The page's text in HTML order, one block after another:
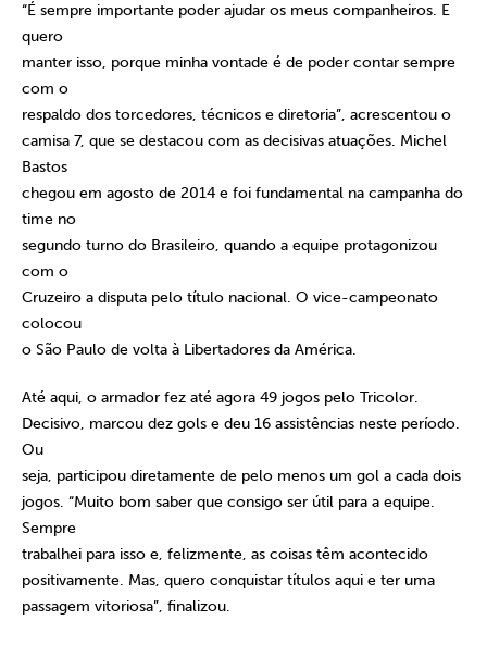
“É sempre importante poder ajudar os meus companheiros. E
quero
manter isso, porque minha vontade é de poder contar sempre
com o
respaldo dos torcedores, técnicos e diretoria”, acrescentou o
camisa 7, que se destacou com as decisivas atuações. Michel
Bastos
chegou em agosto de 2014 e foi fundamental na campanha do
time no
segundo turno do Brasileiro, quando a equipe protagonizou
com o
Cruzeiro a disputa pelo título nacional. O vice-campeonato
colocou
o São Paulo de volta à Libertadores da América.
Até aqui, o armador fez até agora 49 jogos pelo Tricolor.
Decisivo, marcou dez gols e deu 16 assistências neste período.
Ou
seja, participou diretamente de pelo menos um gol a cada dois
jogos. “Muito bom saber que consigo ser útil para a equipe.
Sempre
trabalhei para isso e, felizmente, as coisas têm acontecido
positivamente. Mas, quero conquistar títulos aqui e ter uma
passagem vitoriosa”, finalizou.